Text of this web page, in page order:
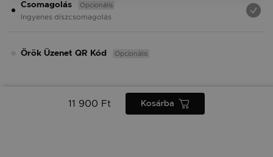
Csomagolás Opcionális
Ingyenes díszcsomagolás
Örök Üzenet QR Kód Opcionális
11 900 Ft Kosárba